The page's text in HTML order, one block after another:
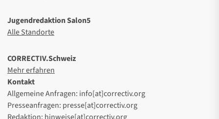
Jugendredaktion Salon5
Alle Standorte
CORRECTIV.Schweiz
Mehr erfahren
Kontakt
Allgemeine Anfragen: info[at]correctiv.org
Presseanfragen: presse[at]correctiv.org
Redaktion: hinweise[at]correctiv.org